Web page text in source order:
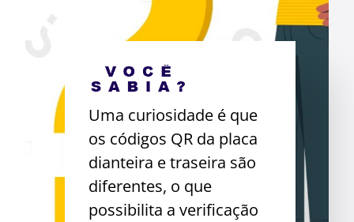
Uma curiosidade é que
os códigos QR da placa
dianteira e traseira são
diferentes, o que
possibilita a verificação